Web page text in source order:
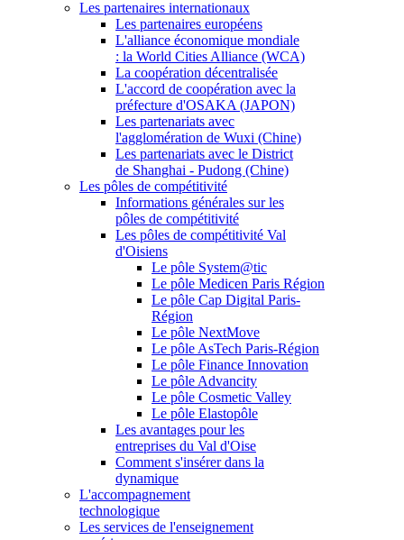
Les partenaires internationaux
Les partenaires européens
L'alliance économique mondiale
: la World Cities Alliance (WCA)
La coopération décentralisée
L'accord de coopération avec la
préfecture d'OSAKA (JAPON)
Les partenariats avec
l'agglomération de Wuxi (Chine)
Les partenariats avec le District
de Shanghai - Pudong (Chine)
Les pôles de compétitivité
Informations générales sur les
pôles de compétitivité
Les pôles de compétitivité Val
d'Oisiens
Le pôle System@tic
Le pôle Medicen Paris Région
Le pôle Cap Digital Paris-
Région
Le pôle NextMove
Le pôle AsTech Paris-Région
Le pôle Finance Innovation
Le pôle Advancity
Le pôle Cosmetic Valley
Le pôle Elastopôle
Les avantages pour les
entreprises du Val d'Oise
Comment s'insérer dans la
dynamique
L'accompagnement
technologique
Les services de l'enseignement